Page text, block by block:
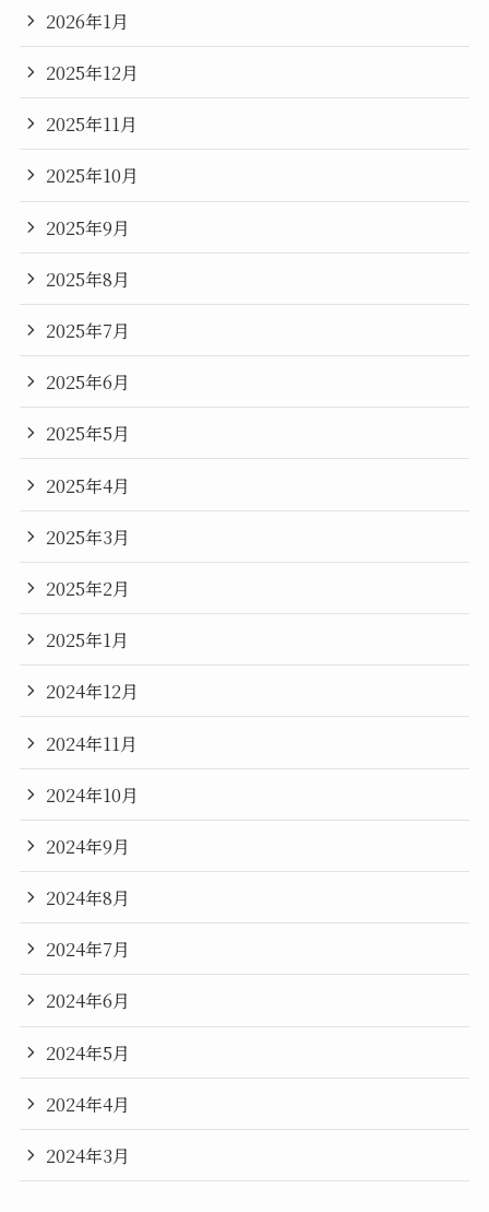
2026年1月
2025年12月
2025年11月
2025年10月
2025年9月
2025年8月
2025年7月
2025年6月
2025年5月
2025年4月
2025年3月
2025年2月
2025年1月
2024年12月
2024年11月
2024年10月
2024年9月
2024年8月
2024年7月
2024年6月
2024年5月
2024年4月
2024年3月